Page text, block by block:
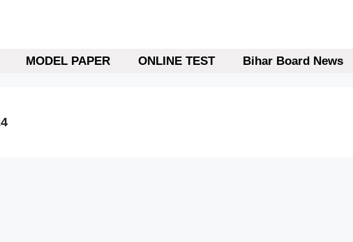
MODEL PAPER ONLINE TEST Bihar Board News